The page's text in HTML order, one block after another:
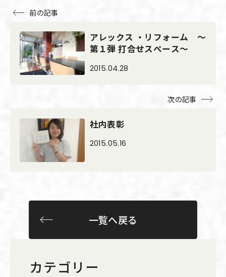
カテゴリー
前の記事
アレックス ・リフォーム ～
第１弾 打合せスペース～
2015.04.28
次の記事
社内表彰
2015.05.16
一覧へ戻る